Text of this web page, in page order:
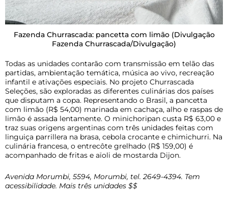
Fazenda Churrascada: pancetta com limão (Divulgação
Fazenda Churrascada/Divulgação)
Todas as unidades contarão com transmissão em telão das
partidas, ambientação temática, música ao vivo, recreação
infantil e ativações especiais. No projeto Churrascada
Seleções, são exploradas as diferentes culinárias dos países
que disputam a copa. Representando o Brasil, a pancetta
com limão (R$ 54,00) marinada em cachaça, alho e raspas de
limão é assada lentamente. O minichoripan custa R$ 63,00 e
traz suas origens argentinas com três unidades feitas com
linguiça parrillera na brasa, cebola crocante e chimichurri. Na
culinária francesa, o entrecôte grelhado (R$ 159,00) é
acompanhado de fritas e aïoli de mostarda Dijon.
Avenida Morumbi, 5594, Morumbi, tel. 2649-4394. Tem
acessibilidade. Mais três unidades $$